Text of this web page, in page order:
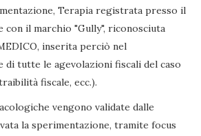
Terapia registrata presso il
con il marchio "Gully", riconosciuta
inserita perciò nel
di tutte le agevolazioni fiscali del caso
fiscale, ecc.).
vengono validate dalle
la sperimentazione, tramite focus